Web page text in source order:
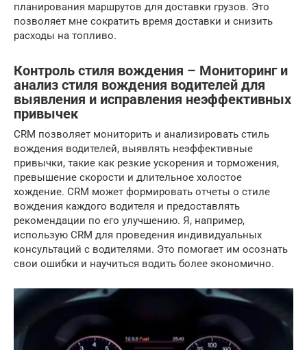
планирования маршрутов для доставки грузов. Это
позволяет мне сократить время доставки и снизить
расходы на топливо.
Контроль стиля вождения – Мониторинг и
анализ стиля вождения водителей для
выявления и исправления неэффективных
привычек
CRM позволяет мониторить и анализировать стиль
вождения водителей, выявлять неэффективные
привычки, такие как резкие ускорения и торможения,
превышение скорости и длительное холостое
хождение. CRM может формировать отчеты о стиле
вождения каждого водителя и предоставлять
рекомендации по его улучшению. Я, например,
использую CRM для проведения индивидуальных
консультаций с водителями. Это помогает им осознать
свои ошибки и научиться водить более экономично.